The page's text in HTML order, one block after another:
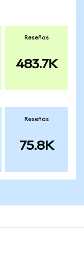
Reseñas
483.7K
Reseñas
75.8K